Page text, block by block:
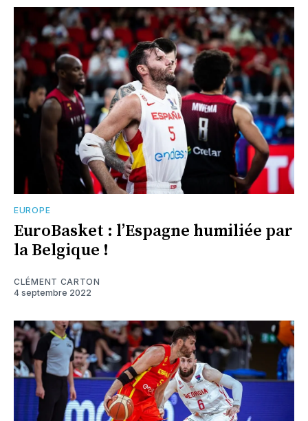
EUROPE
EuroBasket : l’Espagne humiliée par
la Belgique !
CLÉMENT CARTON
4 septembre 2022